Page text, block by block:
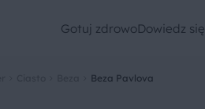
Gotuj zdrowoDowiedz się
Beza Pavlova